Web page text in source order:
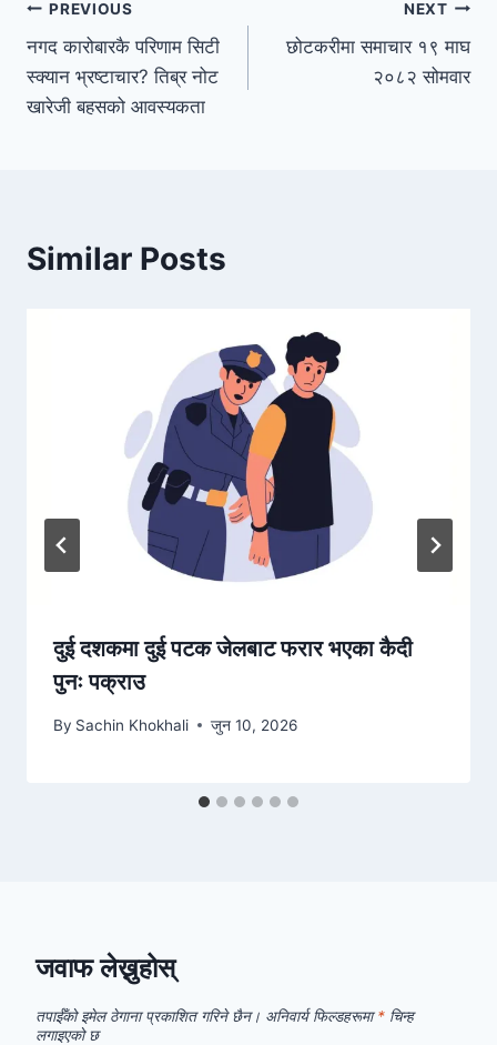
PREVIOUS
नगद कारोबारकै परिणाम सिटी
स्क्यान भ्रष्टाचार? तिब्र नोट
खारेजी बहसको आवस्यकता
NEXT
छोटकरीमा समाचार १९ माघ
२०८२ सोमवार
Similar Posts
दुई दशकमा दुई पटक जेलबाट फरार भएका कैदी
पुनः पक्राउ
By Sachin Khokhali जुन 10, 2026
जवाफ लेख्नुहोस्
तपाईँको इमेल ठेगाना प्रकाशित गरिने छैन। अनिवार्य फिल्डहरूमा* चिन्ह
लगाइएको छ